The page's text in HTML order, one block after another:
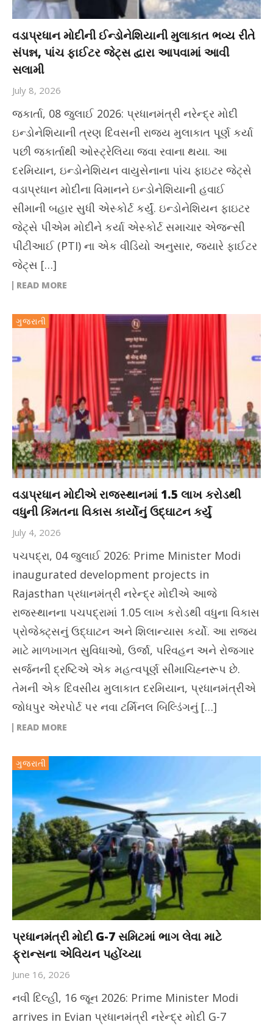
વડાપ્રધાન મોદીની ઈન્ડોનેશિયાની મુલાકાત ભવ્ય રીતે
સંપન્ન, પાંચ ફાઈટર જેટ્સ દ્વારા આપવામાં આવી
સલામી
July 8, 2026
જકાર્તા, 08 જુલાઈ 2026: પ્રધાનમંત્રી નરેન્દ્ર મોદી
ઇન્ડોનેશિયાની ત્રણ દિવસની રાજ્ય મુલાકાત પૂર્ણ કર્યા
પછી જકાર્તાથી ઓસ્ટ્રેલિયા જવા રવાના થયા. આ
દરમિયાન, ઇન્ડોનેશિયન વાયુસેનાના પાંચ ફાઇટર જેટ્સે
વડાપ્રધાન મોદીના વિમાનને ઇન્ડોનેશિયાની હવાઈ
સીમાની બહાર સુધી એસ્કોર્ટ કર્યું. ઇન્ડોનેશિયન ફાઇટર
જેટ્સે પીએમ મોદીને કર્યા એસ્કોર્ટ સમાચાર એજન્સી
પીટીઆઈ (PTI) ના એક વીડિયો અનુસાર, જ્યારે ફાઈટર
જેટ્સ […]
READ MORE
ગુજરાતી
વડાપ્રધાન મોદીએ રાજસ્થાનમાં 1.5 લાખ કરોડથી
વધુની કિંમતના વિકાસ કાર્યોનું ઉદ્ઘાટન કર્યું
July 4, 2026
પચપદ્રા, 04 જુલાઈ 2026: Prime Minister Modi
inaugurated development projects in
Rajasthan પ્રધાનમંત્રી નરેન્દ્ર મોદીએ આજે ​​
રાજસ્થાનના પચપદ્રામાં 1.05 લાખ કરોડથી વધુના વિકાસ
પ્રોજેક્ટ્સનું ઉદ્ઘાટન અને શિલાન્યાસ કર્યો. આ રાજ્ય
માટે માળખાગત સુવિધાઓ, ઉર્જા, પરિવહન અને રોજગાર
સર્જનની દ્રષ્ટિએ એક મહત્વપૂર્ણ સીમાચિહ્નરૂપ છે.
તેમની એક દિવસીય મુલાકાત દરમિયાન, પ્રધાનમંત્રીએ
જોધપુર એરપોર્ટ પર નવા ટર્મિનલ બિલ્ડિંગનું […]
READ MORE
ગુજરાતી
પ્રધાનમંત્રી મોદી G-7 સમિટમાં ભાગ લેવા માટે
ફ્રાન્સના એવિયન પહોંચ્યા
June 16, 2026
નવી દિલ્હી, 16 જૂન 2026: Prime Minister Modi
arrives in Evian પ્રધાનમંત્રી નરેન્દ્ર મોદી G-7